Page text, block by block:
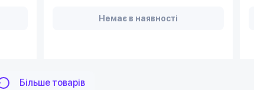
Немає в наявності
Більше товарів